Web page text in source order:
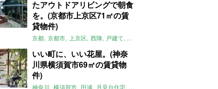
たアウトドアリビングで朝食
を。(京都市上京区71㎡の賃
貸物件)
京都 京都市 上京区 西陣 戸建て 平屋
いい町に、いい花屋。(神奈
川県横須賀市69㎡の賃貸物
件)
神奈川 横須賀市 田浦 月見台住宅 一軒家